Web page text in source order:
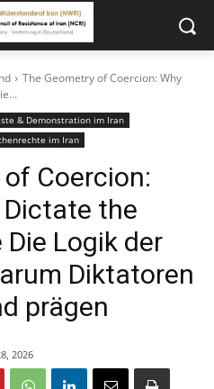
The Geometry of Coercion: Why
& Demonstration im Iran
im Iran
Coercion:
the
Die Logik der
Diktatoren
prägen
2026